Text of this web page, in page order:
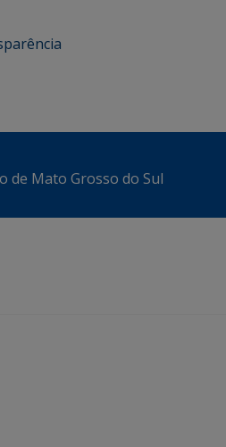
de Mato Grosso do Sul